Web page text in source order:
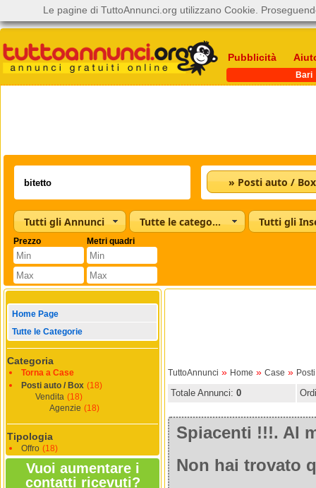
Pubblicità
Bari
» Posti auto / Box
Tutti gli Annunci Tutte le categorie Tutti gli
Prezzo Metri quadri
Home Page
Tutte le Categorie
Categoria
Torna a Case
Posti auto / Box (18)
Vendita (18)
Agenzie (18)
Tipologia
Offro (18)
Vuoi aumentare i
contatti ricevuti?
TuttoAnnunci » Home » Case »
Totale Annunci: 0
Spiacenti !!!. Al
Non hai trovato
Le pagine di TuttoAnnunci.org utilizzano Cookie.